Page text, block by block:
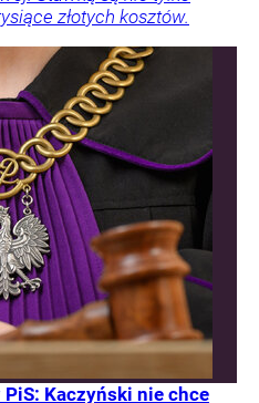
złotych kosztów.
PiS: Kaczyński nie chce